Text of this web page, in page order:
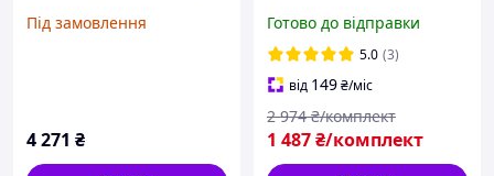
середньої школи, школи?
Під замовлення
4 271 ₴
школи 650г шкільні
рюкзаки місткі для
дівчинки 32л
Готово до відправки
5.0 (3)
від 149₴/міс
1 487₴/комплект
2 974 ₴/комплект